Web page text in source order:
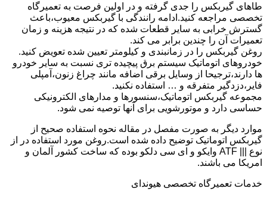
طاهای گیربکس را جدی گرفته و در اولین فرصت به تعمیرگاه
تخصصی مراجعه کنید.ادامه رانندگی با گیربکس معیوب،باعث
گسترش خرابی به سایر قطعات شده که در نتیجه هزینه و زمان
تعمیرات آن را چندین برابر می کند.
روغن گیربکس را در زمانبندی و کیلومتر تعیین شده تعویض کنید.
خودروهای اتوماتیک سیستم برق پیچیده تری نسبت به سایر خودرو
ها دارند،ترجیحا از وسایل برقی اضافه مانند چراغ زنون،آمپلی
فایر،دزدگیر متفرقه و … استفاده نکنید.
مجموعه گیربکس اتوماتیک،سنسورها و مدارهای الکترونیکی
حساسی دارد و موتورشویی برای آنها توصیه نمی شود.
موارد دیگر به صورت مفصل در مقاله نحوه استفاده صحیح از
گیربکس اتوماتیک توضیح داده شده است.روغن مورد استفاده در از
نوع ||| ATF وایکو و ای سی دلکو بوده که ساخت کشور آلمان و
امریکا می باشند.
خدمات تعمیرگاه تخصصی هیوندای